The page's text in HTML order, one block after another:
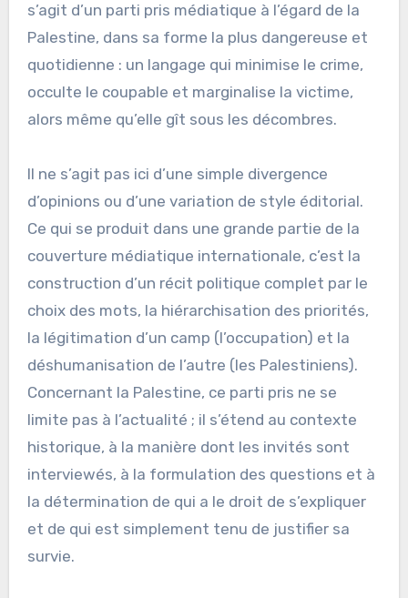
s’agit d’un parti pris médiatique à l’égard de la
Palestine, dans sa forme la plus dangereuse et
quotidienne : un langage qui minimise le crime,
occulte le coupable et marginalise la victime,
alors même qu’elle gît sous les décombres.
Il ne s’agit pas ici d’une simple divergence
d’opinions ou d’une variation de style éditorial.
Ce qui se produit dans une grande partie de la
couverture médiatique internationale, c’est la
construction d’un récit politique complet par le
choix des mots, la hiérarchisation des priorités,
la légitimation d’un camp (l’occupation) et la
déshumanisation de l’autre (les Palestiniens).
Concernant la Palestine, ce parti pris ne se
limite pas à l’actualité ; il s’étend au contexte
historique, à la manière dont les invités sont
interviewés, à la formulation des questions et à
la détermination de qui a le droit de s’expliquer
et de qui est simplement tenu de justifier sa
survie.